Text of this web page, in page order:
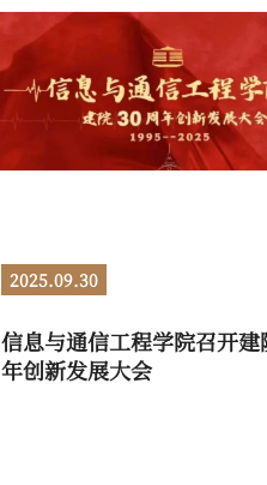
2025.09.30
信息与通信工程学院召开建
年创新发展大会